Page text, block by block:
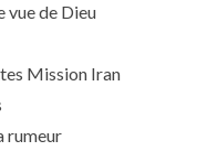
vue de Dieu
Mission Iran
rumeur